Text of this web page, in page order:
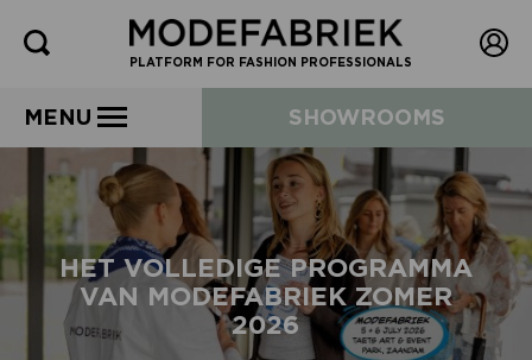
PLATFORM FOR FASHION PROFESSIONALS
MENU SHOWROOMS
HET VOLLEDIGE PROGRAMMA
VAN MODEFABRIEK ZOMER
2026